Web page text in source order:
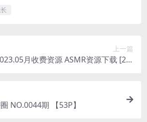
上一篇
月收费资源 ASMR资源下载 [2V-
抖音 聂傲娇 微密圈 NO.0044期 【53P】